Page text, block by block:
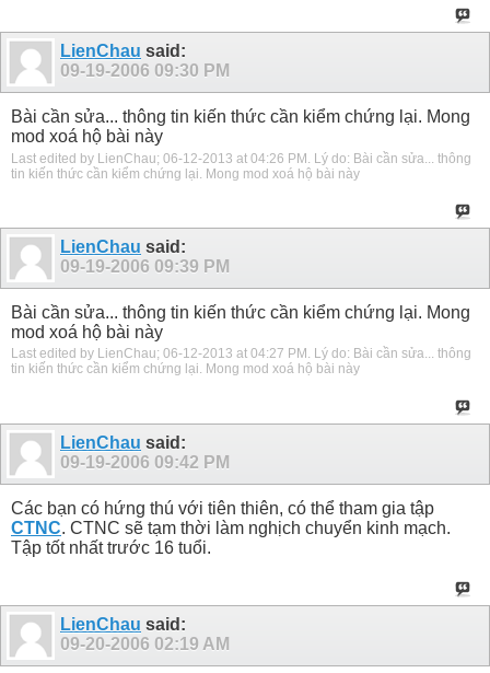
LienChau said:
09-19-2006 09:30 PM
Bài cần sửa... thông tin kiến thức cần kiểm chứng lại. Mong
mod xoá hộ bài này
Last edited by LienChau; 06-12-2013 at 04:26 PM Lý do: Bài cần sửa... thông
tin kiến thức cần kiểm chứng lại. Mong mod xoá hộ bài này
LienChau said:
09-19-2006 09:39 PM
Bài cần sửa... thông tin kiến thức cần kiểm chứng lại. Mong
mod xoá hộ bài này
Last edited by LienChau; 06-12-2013 at 04:27 PM . Lý do: Bài cần sửa... thông
tin kiến thức cần kiểm chứng lại. Mong mod xoá hộ bài này
LienChau said:
09-19-2006 09:42 PM
Các bạn có hứng thú với tiên thiên, có thể tham gia tập
CTNC. CTNC sẽ tạm thời làm nghịch chuyển kinh mạch.
Tập tốt nhất trước 16 tuổi.
LienChau said:
09-20-2006 02:19 AM